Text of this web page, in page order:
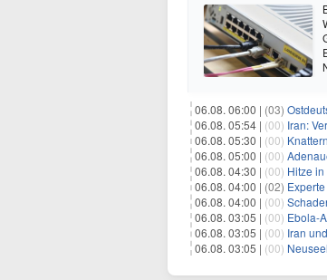
06.08. 06:00 | (03)
06.08. 05:54 | (00) Iran:
06.08. 05:30 | (00)
06.08. 05:00 | (00)
06.08. 04:30 | (00) Hitze
06.08. 04:00 | (02)
06.08. 04:00 | (00)
06.08. 03:05 | (00) Ebola-
06.08. 03:05 | (00) Iran und
06.08. 03:05 | (00)